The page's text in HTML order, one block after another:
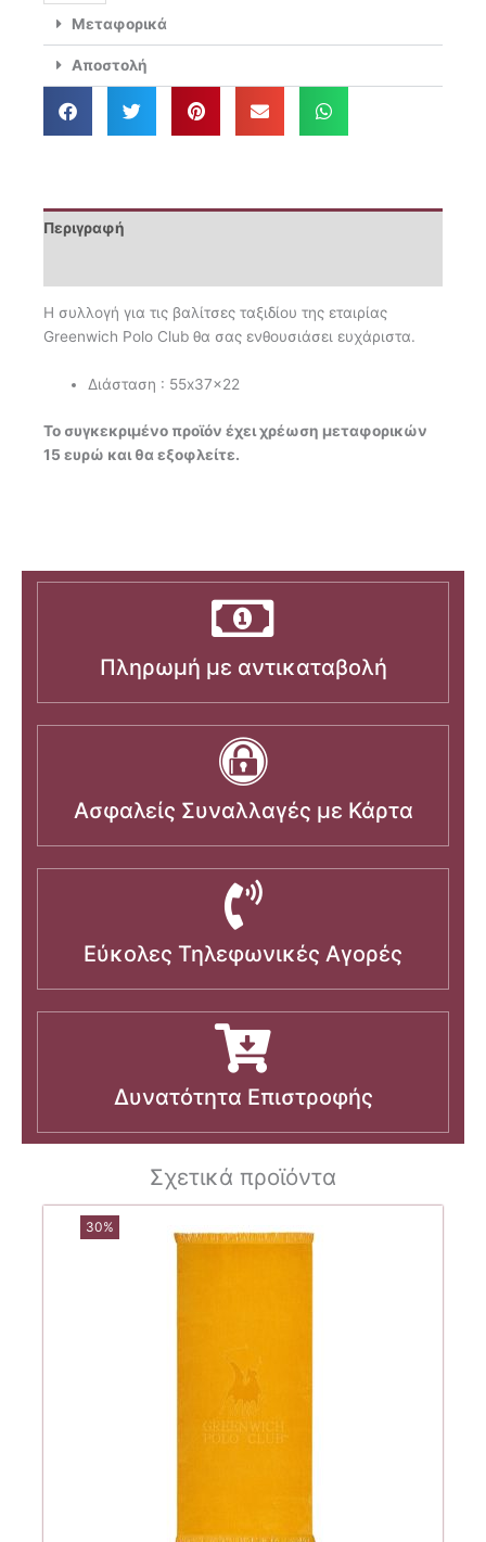
Club
Βαλίτσα
Ταξιδίου
55x37x22
Premium
Μεταφορικά
Αποστολή
Περιγραφή
Η συλλογή για τις βαλίτσες ταξιδίου της εταιρίας
Greenwich Polo Club θα σας ενθουσιάσει ευχάριστα.
Διάσταση : 55x37x22
Το συγκεκριμένο προϊόν έχει χρέωση μεταφορικών
15 ευρώ και θα εξοφλείτε.
Πληρωμή με αντικαταβολή
Ασφαλείς Συναλλαγές με Κάρτα
Εύκολες Τηλεφωνικές Αγορές
Δυνατότητα Επιστροφής
Σχετικά προϊόντα
30%